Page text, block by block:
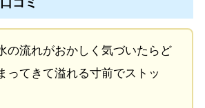
の流れがおかしく気づいたらど
ってきて溢れる寸前でストッ